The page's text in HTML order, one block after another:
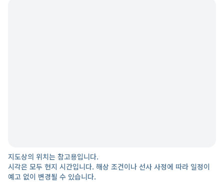
지도상의 위치는 참고용입니다.
시각은 모두 현지 시간입니다. 해상 조건이나 선사 사정에 따라 일정이
예고 없이 변경될 수 있습니다.